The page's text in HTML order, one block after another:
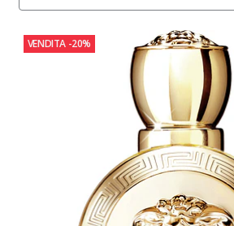
VENDITA -20%